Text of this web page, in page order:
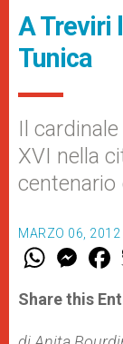
A Treviri
Tunica
Il
XVI nella
centenario
MARZO 06,
W
t
s
p
M
e
s
e
g
F
a
e
b
o
Share this